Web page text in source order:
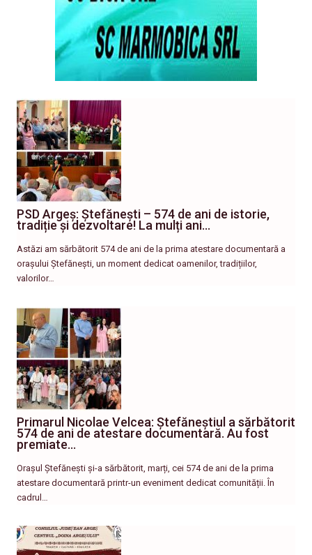
PSD Argeș: Ștefănești – 574 de ani de istorie,
tradiție și dezvoltare! La mulți ani…
Astăzi am sărbătorit 574 de ani de la prima atestare documentară a
orașului Ștefănești, un moment dedicat oamenilor, tradițiilor,
valorilor…
Primarul Nicolae Velcea: Ștefăneștiul a sărbătorit
574 de ani de atestare documentară. Au fost
premiate…
Orașul Ștefănești și-a sărbătorit, marți, cei 574 de ani de la prima
atestare documentară printr-un eveniment dedicat comunității. În
cadrul…